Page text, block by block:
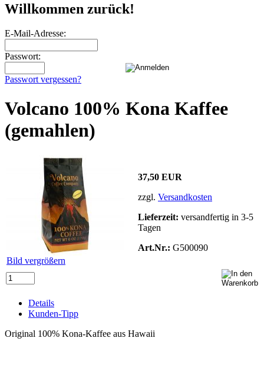
Willkommen zurück!
E-Mail-Adresse:
Passwort:
Passwort vergessen?
Volcano 100% Kona Kaffee
(gemahlen)
Bild vergrößern
37,50 EUR
zzgl. Versandkosten
Lieferzeit: versandfertig in 3-5
Tagen
Art.Nr.: G500090
Details
Kunden-Tipp
Original 100% Kona-Kaffee aus Hawaii